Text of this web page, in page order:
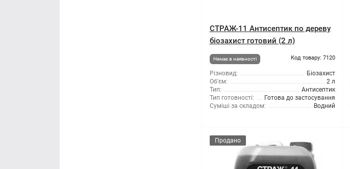
СТРАЖ-11 Антисептик по дереву
біозахист готовий (2 л)
Немає в наявності Код товару: 7120
Різновид:
Біозахист
Об'єм:
2 л
Тип:
Антисептик
Тип готовності:
Готова до застосування
Суміші за складом:
Водний
Продано